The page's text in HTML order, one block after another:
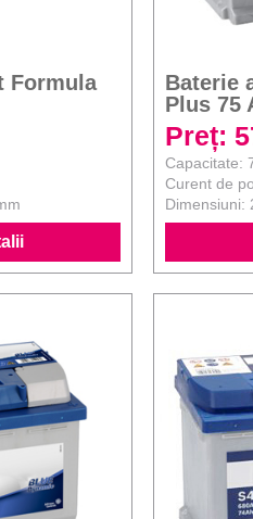
Formula
Baterie
Plus 75
Preț:
Capacitate:
Curent de
Dimensiuni: